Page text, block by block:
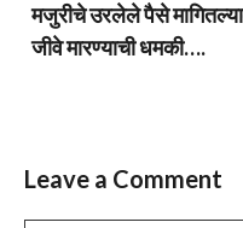
मजुरीचे उरलेले पैसे
जीवे मारण्याची धमकी….
Leave a Comment